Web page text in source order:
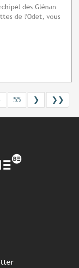
des Glénan
de l'Odet, vous
55 ❯ ❯❯